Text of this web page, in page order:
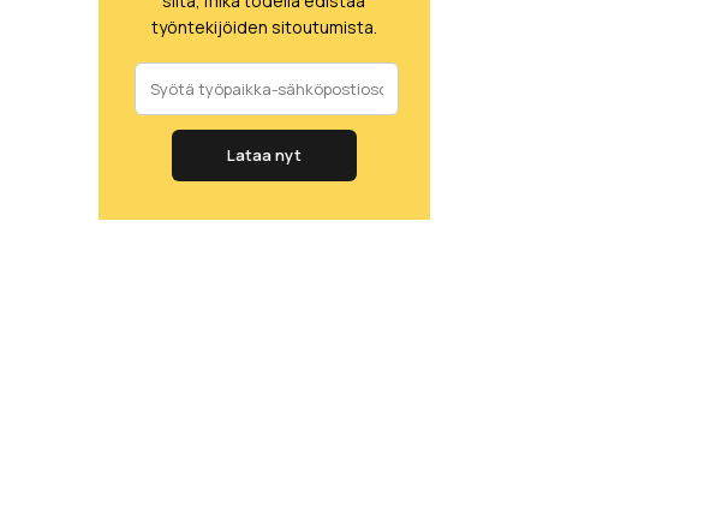
työntekijöiden sitoutumista.
Lataa nyt